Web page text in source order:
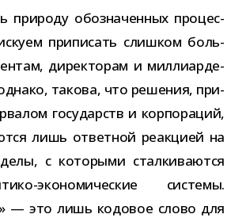
при­роду обо­зна­чен­ных про­цес­
при­пи­сать слиш­ком боль­
дирек­то­рам и мил­ли­ар­де­
такова, что реше­ния, при­
госу­дарств и кор­по­ра­ций,
лишь ответ­ной реак­цией на
с кото­рыми стал­ки­ва­ются
​экономические системы.
— это лишь кодо­вое слово для